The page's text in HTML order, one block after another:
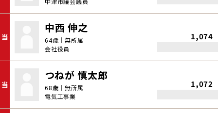
当
中西 伸之
64歳｜無所属
会社役員
1,074
当
つねが 慎太郎
68歳｜無所属
電気工事業
1,072